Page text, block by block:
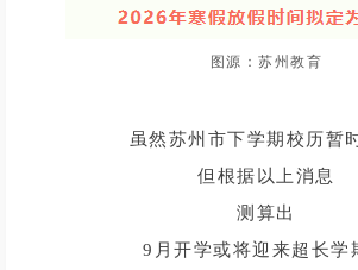
图源：苏州教育
虽然苏州市下学期校历暂
但根据以上消息
测算出
9月开学或将迎来超长学